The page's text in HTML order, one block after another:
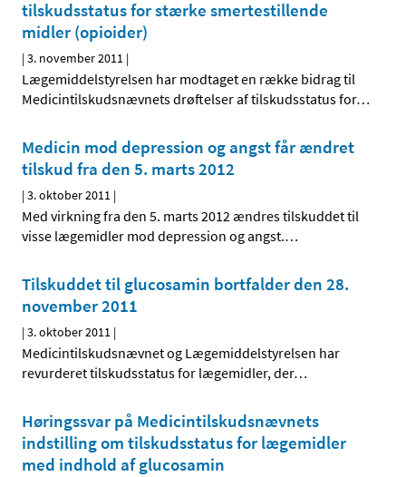
tilskudsstatus for stærke smertestillende
midler (opioider)
|3. november 2011 |
Lægemiddelstyrelsen har modtaget en række bidrag til
Medicintilskudsnævnets drøftelser af tilskudsstatus for…
Medicin mod depression og angst får ændret
tilskud fra den 5. marts 2012
|3. oktober 2011 |
Med virkning fra den 5. marts 2012 ændres tilskuddet til
visse lægemidler mod depression og angst.…
Tilskuddet til glucosamin bortfalder den 28.
november 2011
|3. oktober 2011 |
Medicintilskudsnævnet og Lægemiddelstyrelsen har
revurderet tilskudsstatus for lægemidler, der…
Høringssvar på Medicintilskudsnævnets
indstilling om tilskudsstatus for lægemidler
med indhold af glucosamin